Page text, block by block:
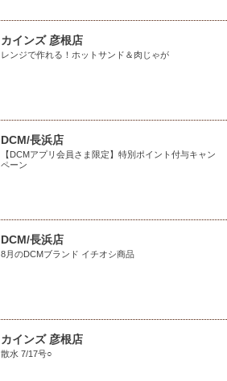
カインズ 彦根店
レンジで作れる！ホットサンド＆肉じゃが
DCM/長浜店
【DCMアプリ会員さま限定】特別ポイント付与キャン
ペーン
DCM/長浜店
8月のDCMブランド イチオシ商品
カインズ 彦根店
散水 7/17号○